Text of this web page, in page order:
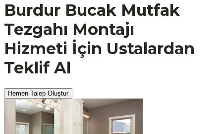
Burdur Bucak Mutfak
Tezgahı Montajı
Hizmeti İçin Ustalardan
Teklif Al
Hemen Talep Oluştur